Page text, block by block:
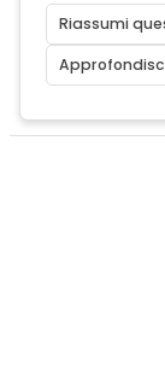
Riassumi